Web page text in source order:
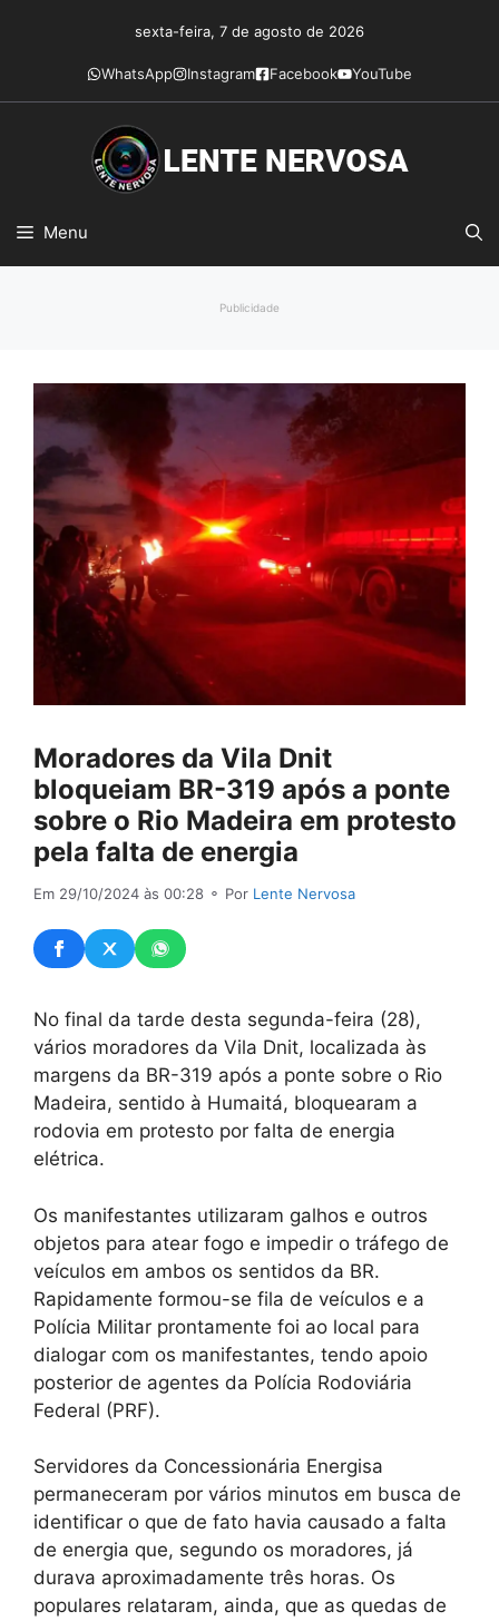
conteúdo
sexta-feira, 7 de agosto de 2026
WhatsApp Instagram Facebook YouTube
Menu
Publicidade
Moradores da Vila Dnit
bloqueiam BR-319 após a ponte
sobre o Rio Madeira em protesto
pela falta de energia
Em 29/10/2024 às 00:28 ⚬ Por Lente Nervosa
No final da tarde desta segunda-feira (28),
vários moradores da Vila Dnit, localizada às
margens da BR-319 após a ponte sobre o Rio
Madeira, sentido à Humaitá, bloquearam a
rodovia em protesto por falta de energia
elétrica.
Os manifestantes utilizaram galhos e outros
objetos para atear fogo e impedir o tráfego de
veículos em ambos os sentidos da BR.
Rapidamente formou-se fila de veículos e a
Polícia Militar prontamente foi ao local para
dialogar com os manifestantes, tendo apoio
posterior de agentes da Polícia Rodoviária
Federal (PRF).
Servidores da Concessionária Energisa
permaneceram por vários minutos em busca de
identificar o que de fato havia causado a falta
de energia que, segundo os moradores, já
durava aproximadamente três horas. Os
populares relataram, ainda, que as quedas de